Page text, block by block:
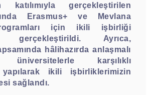
katılımıyla gerçekleştirilen
Erasmus+ ve Mevlana
için ikili işbirliği
gerçekleştirildi. Ayrıca,
hâlihazırda anlaşmalı
üniversitelerle karşılıklı
ikili işbirliklerimizin
sağlandı.